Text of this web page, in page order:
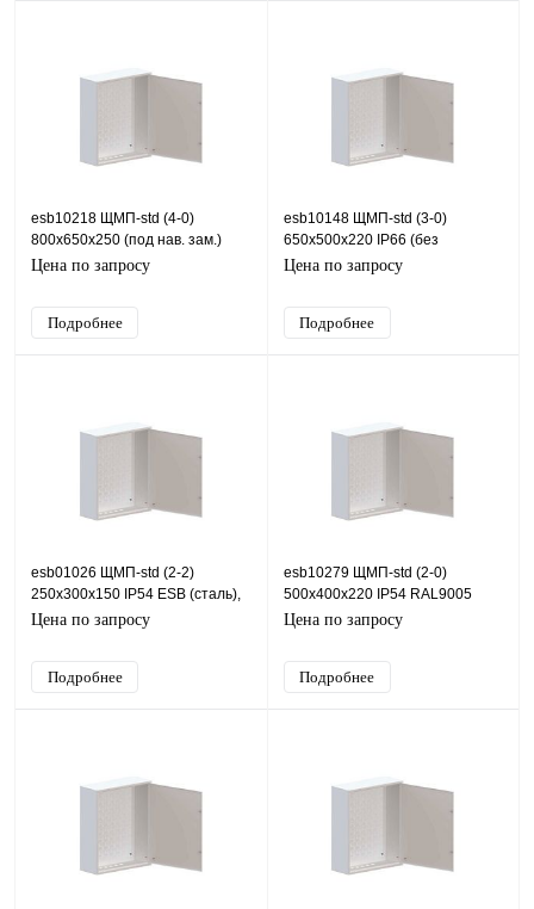
esb10218 ЩМП-std (4-0)
800х650х250 (под нав. зам.)
IP54 ESB (сталь), IP54,
Цена по запросу
Подробнее
esb10148 ЩМП-std (3-0)
650х500х220 IP66 (без
покраски) ESB (сталь), IP66,
Цена по запросу
Подробнее
esb01026 ЩМП-std (2-2)
250х300х150 IP54 ESB (сталь),
IP54, 300х250х150 (ШхВхГ)
Цена по запросу
Подробнее
esb10279 ЩМП-std (2-0)
500х400х220 IP54 RAL9005
ESB (сталь), IP54, 400х500х220
Цена по запросу
Подробнее